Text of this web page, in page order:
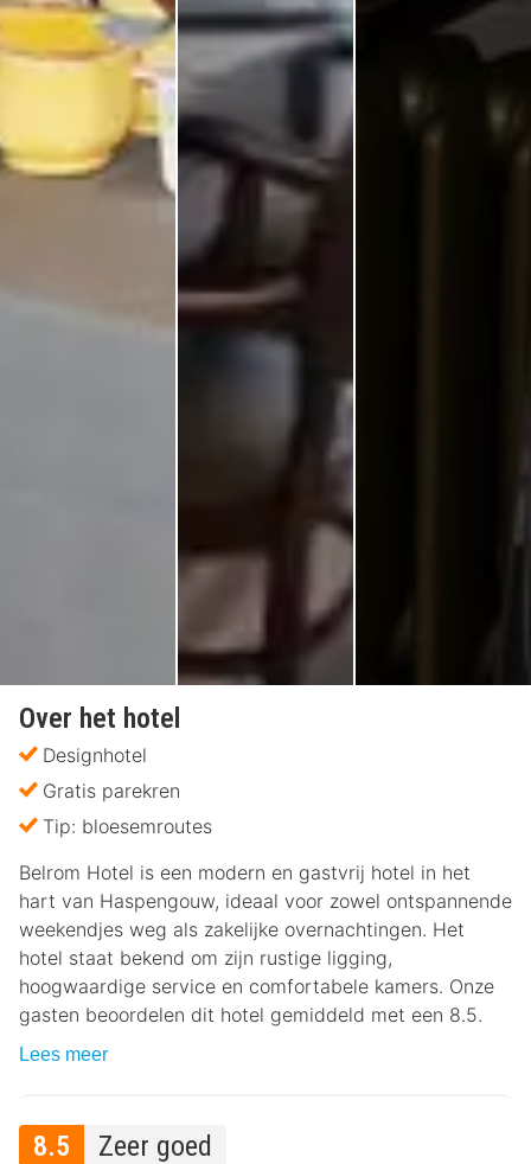
Over het hotel
Designhotel
Gratis parekren
Tip: bloesemroutes
Belrom Hotel is een modern en gastvrij hotel in het
hart van Haspengouw, ideaal voor zowel ontspannende
weekendjes weg als zakelijke overnachtingen. Het
hotel staat bekend om zijn rustige ligging,
hoogwaardige service en comfortabele kamers. Onze
gasten beoordelen dit hotel gemiddeld met een 8.5.
Lees meer
8.5 Zeer goed